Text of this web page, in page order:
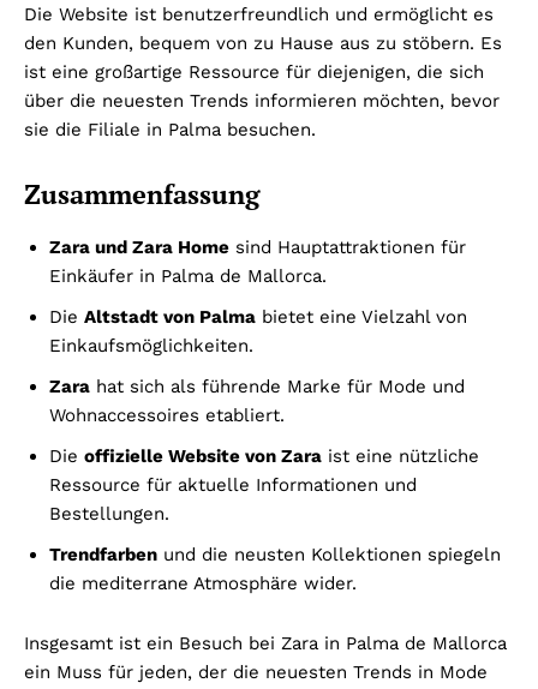
Die Website ist benutzerfreundlich und ermöglicht es
den Kunden, bequem von zu Hause aus zu stöbern. Es
ist eine großartige Ressource für diejenigen, die sich
über die neuesten Trends informieren möchten, bevor
sie die Filiale in Palma besuchen.
Zusammenfassung
Zara und Zara Home sind Hauptattraktionen für
Einkäufer in Palma de Mallorca.
Die Altstadt von Palma bietet eine Vielzahl von
Einkaufsmöglichkeiten.
Zara hat sich als führende Marke für Mode und
Wohnaccessoires etabliert.
Die offizielle Website von Zara ist eine nützliche
Ressource für aktuelle Informationen und
Bestellungen.
Trendfarben und die neusten Kollektionen spiegeln
die mediterrane Atmosphäre wider.
Insgesamt ist ein Besuch bei Zara in Palma de Mallorca
ein Muss für jeden, der die neuesten Trends in Mode